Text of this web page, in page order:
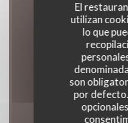
El
utilizan
lo que
son
por